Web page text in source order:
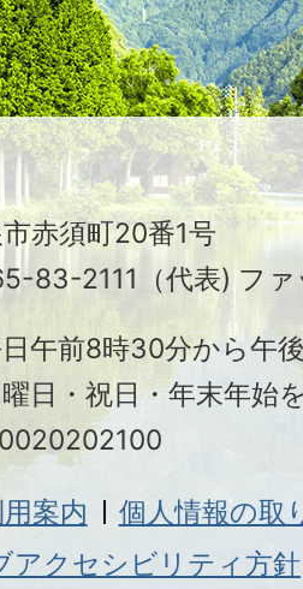
赤須町20番1号
83-2111（代表) フ
午前8時30分から午
曜日・祝日・年末年始
案内
個人情報の取
アクセシビリティ方針